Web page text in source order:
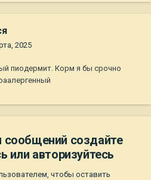
2025
пиодермит. Корм я бы срочно
сообщений создайте
или авторизуйтесь
чтобы оставить